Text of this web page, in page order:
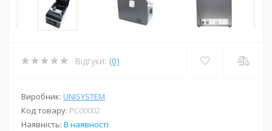
Відгуки: (0)
Виробник: UNISYSTEM
Код товару: PС00002
Наявність: В наявності